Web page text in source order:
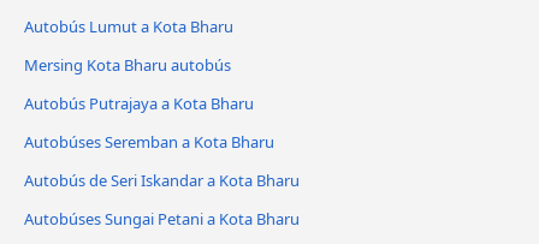
Autobús Lumut a Kota Bharu
Mersing Kota Bharu autobús
Autobús Putrajaya a Kota Bharu
Autobúses Seremban a Kota Bharu
Autobús de Seri Iskandar a Kota Bharu
Autobúses Sungai Petani a Kota Bharu